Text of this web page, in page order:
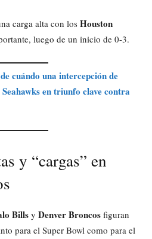
carga alta con los Houston
luego de un inicio de 0-3.
cuándo una intercepción de
en triunfo clave contra
y “cargas” en
Bills y Denver Broncos figuran
para el Super Bowl como para el